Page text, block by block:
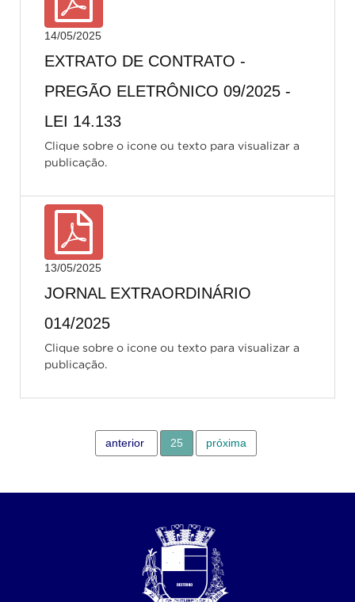
14/05/2025
EXTRATO DE CONTRATO -
PREGÃO ELETRÔNICO 09/2025 -
LEI 14.133
Clique sobre o icone ou texto para visualizar a
publicação.
13/05/2025
JORNAL EXTRAORDINÁRIO
014/2025
Clique sobre o icone ou texto para visualizar a
publicação.
anterior 25 próxima